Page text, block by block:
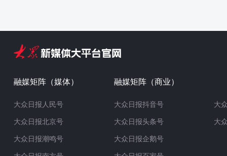
融媒矩阵（媒体）
大众日报人民号
大众日报北京号
大众日报潮鸣号
融媒矩阵（商业）
大众日报抖音号
大众日报头条号
大众日报企鹅号
大
大